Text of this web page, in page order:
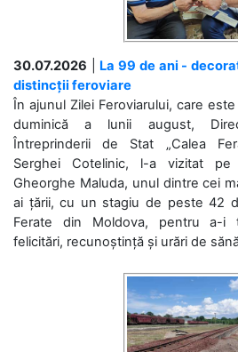
30.07.2026
La 99 de ani -
distincții feroviare
În ajunul Zilei Feroviarului, care
duminică a lunii august,
Întreprinderii de Stat „Calea
Serghei Cotelinic, l-a vizitat pe
Gheorghe Maluda, unul dintre cei
ai țării, cu un stagiu de peste 42
Ferate din Moldova, pentru a-i
felicitări, recunoștință și urări de